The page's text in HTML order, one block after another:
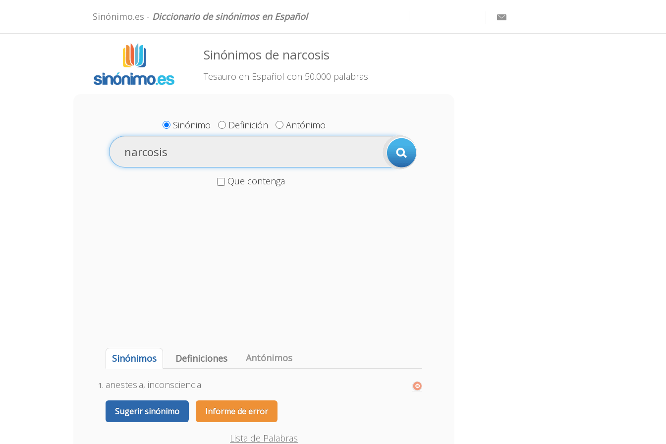
Sinónimo.es - Diccionario de sinónimos en Español
Sinónimos de narcosis
Tesauro en Español con 50.000 palabras
Sinónimo Definición Antónimo
Que contenga
Sinónimos Definiciones Antónimos
anestesia, inconsciencia
Sugerir sinónimo Informe de error
Lista de Palabras